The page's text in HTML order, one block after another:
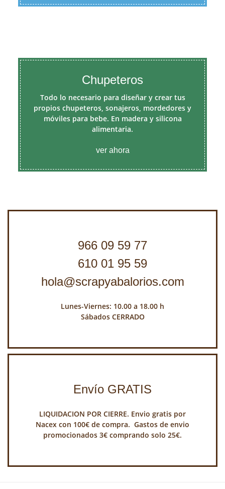
Chupeteros
Todo lo necesario para diseñar y crear tus
propios chupeteros, sonajeros, mordedores y
móviles para bebe. En madera y silicona
alimentaria.
ver ahora
966 09 59 77
610 01 95 59
hola@scrapyabalorios.com
Lunes-Viernes: 10.00 a 18.00 h
Sábados CERRADO
Envío GRATIS
LIQUIDACION POR CIERRE. Envio gratis por
Nacex con 100€ de compra. Gastos de envio
promocionados 3€ comprando solo 25€.